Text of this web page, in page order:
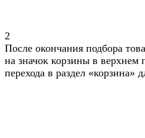
2
После окончания подбора
на значок корзины в верхнем
перехода в раздел «корзина»